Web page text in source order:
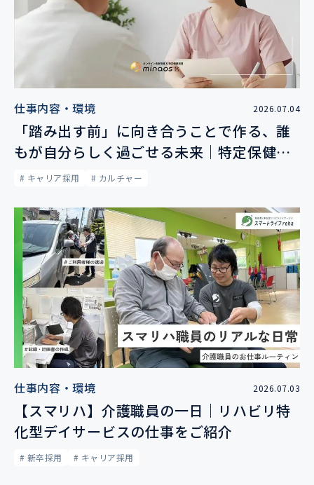
仕事内容・環境 2026.07.04
「踏み出す前」に向き合うことで作る、誰
もが自分らしく過ごせる未来｜特定保健指
導
# キャリア採用 # カルチャー
仕事内容・環境 2026.07.03
【スマリハ】介護職員の一日｜リハビリ特
化型デイサービスの仕事をご紹介
# 新卒採用 # キャリア採用